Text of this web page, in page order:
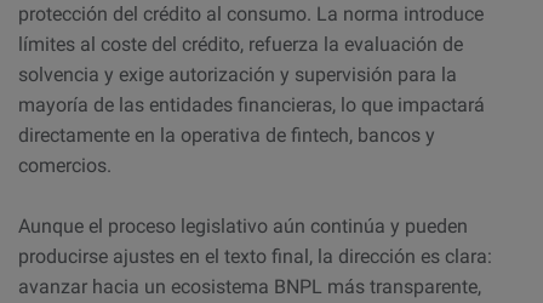
protección del crédito al consumo. La norma introduce
límites al coste del crédito, refuerza la evaluación de
solvencia y exige autorización y supervisión para la
mayoría de las entidades financieras, lo que impactará
directamente en la operativa de fintech, bancos y
comercios.
Aunque el proceso legislativo aún continúa y pueden
producirse ajustes en el texto final, la dirección es clara:
avanzar hacia un ecosistema BNPL más transparente,